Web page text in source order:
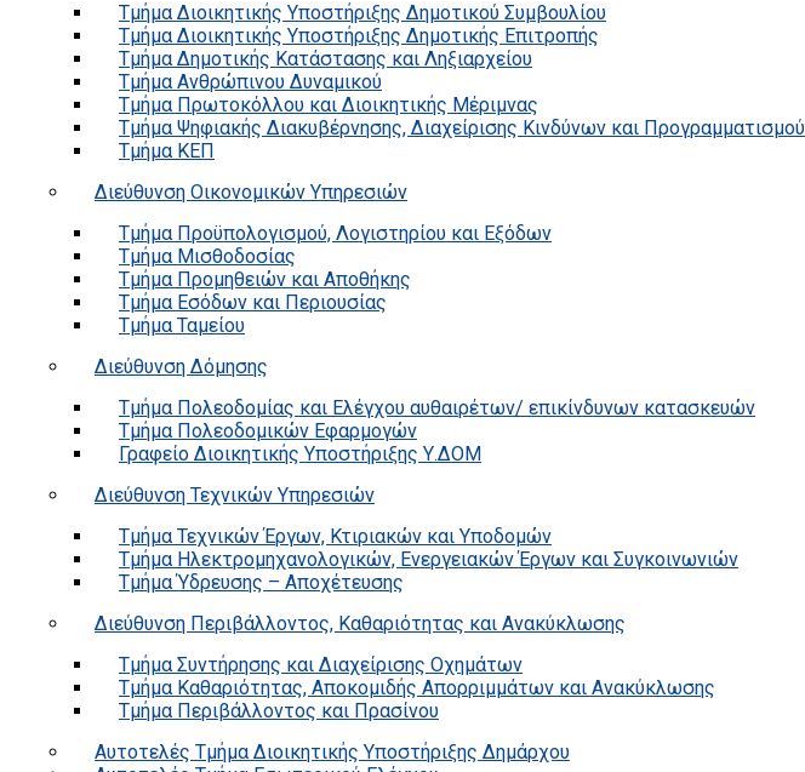
Τμήμα Διοικητικής Υποστήριξης Δημοτικού Συμβουλίου
Τμήμα Διοικητικής Υποστήριξης Δημοτικής Επιτροπής
Τμήμα Δημοτικής Κατάστασης και Ληξιαρχείου
Τμήμα Ανθρώπινου Δυναμικού
Τμήμα Πρωτοκόλλου και Διοικητικής Μέριμνας
Τμήμα Ψηφιακής Διακυβέρνησης, Διαχείρισης Κινδύνων και Προγραμματισμού
Τμήμα ΚΕΠ
Διεύθυνση Οικονομικών Υπηρεσιών
Τμήμα Προϋπολογισμού, Λογιστηρίου και Εξόδων
Τμήμα Μισθοδοσίας
Τμήμα Προμηθειών και Αποθήκης
Τμήμα Εσόδων και Περιουσίας
Τμήμα Ταμείου
Διεύθυνση Δόμησης
Τμήμα Πολεοδομίας και Ελέγχου αυθαιρέτων/ επικίνδυνων κατασκευών
Τμήμα Πολεοδομικών Εφαρμογών
Γραφείο Διοικητικής Υποστήριξης Υ.ΔΟΜ
Διεύθυνση Τεχνικών Υπηρεσιών
Τμήμα Τεχνικών Έργων, Κτιριακών και Υποδομών
Τμήμα Ηλεκτρομηχανολογικών, Ενεργειακών Έργων και Συγκοινωνιών
Τμήμα Ύδρευσης – Αποχέτευσης
Διεύθυνση Περιβάλλοντος, Καθαριότητας και Ανακύκλωσης
Τμήμα Συντήρησης και Διαχείρισης Οχημάτων
Τμήμα Καθαριότητας, Αποκομιδής Απορριμμάτων και Ανακύκλωσης
Τμήμα Περιβάλλοντος και Πρασίνου
Αυτοτελές Τμήμα Διοικητικής Υποστήριξης Δημάρχου